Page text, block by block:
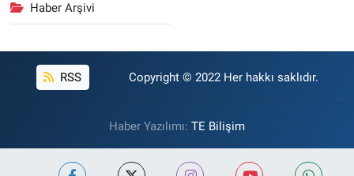
Haber Arşivi
RSS Copyright © 2022 Her hakkı saklıdır.
Haber Yazılımı: TE Bilişim